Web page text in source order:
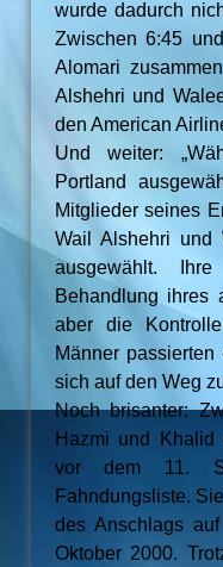
wurde dadurch
Zwischen 6:45
Alomari
Alshehri und
den American
Und weiter:
Portland
Mitglieder seines
Wail Alshehri und
ausgewählt.
Behandlung ihres
aber die
Männer
sich auf den Weg
Noch brisanter:
Hazmi und
vor dem 11.
Fahndungsliste.
des Anschlags
Oktober 2000.